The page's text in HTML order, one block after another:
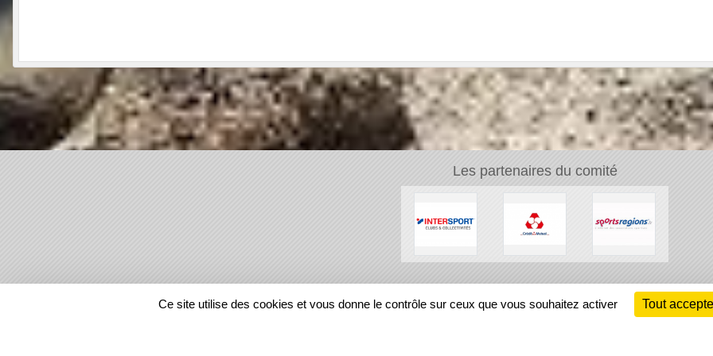
Les partenaires du comité
REGIONS
Ce site utilise des cookies et vous donne le contrôle sur ceux que vous souhaitez activer Tout